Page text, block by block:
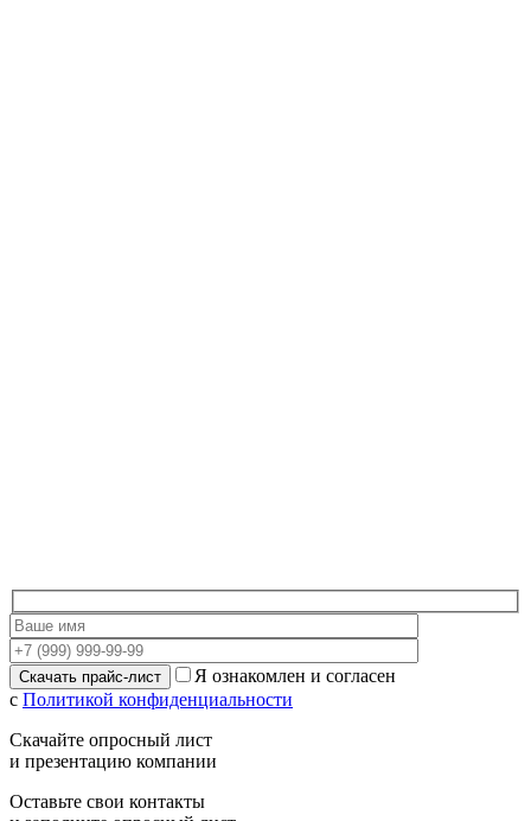
Я ознакомлен и согласен
с Политикой конфиденциальности
Скачайте опросный лист
и презентацию компании
Оставьте свои контакты